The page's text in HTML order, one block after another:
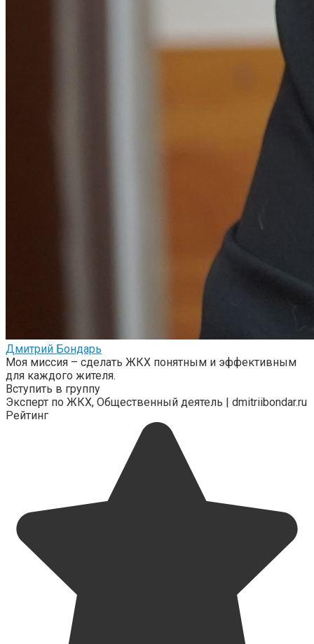
Дмитрий Бондарь
Моя миссия – сделать ЖКХ понятным и эффективным
для каждого жителя.
Вступить в группу
Эксперт по ЖКХ, Общественный деятель | dmitriibondar.ru
Рейтинг